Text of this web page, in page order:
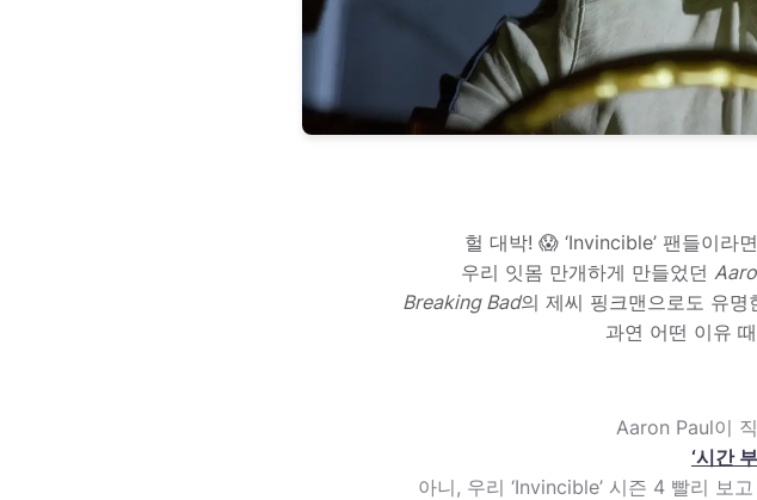
헐 대박! 😱 ‘Invincible’ 팬들이라
우리 잇몸 만개하게 만들었던
Breaking Bad의 제씨 핑크맨으로도 유
과연 어떤 이유
Aaron Paul이
‘시간
아니, 우리 ‘Invincible’ 시즌 4 빨리 보